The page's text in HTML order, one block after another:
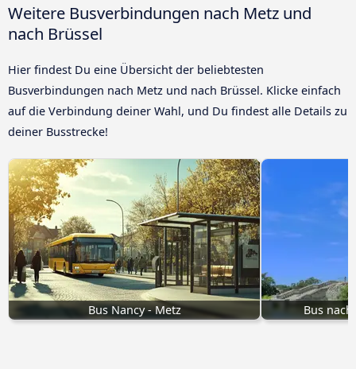
Weitere Busverbindungen nach Metz und
nach Brüssel
Hier findest Du eine Übersicht der beliebtesten
Busverbindungen nach Metz und nach Brüssel. Klicke einfach
auf die Verbindung deiner Wahl, und Du findest alle Details zu
deiner Busstrecke!
Bus Nancy - Metz Bus